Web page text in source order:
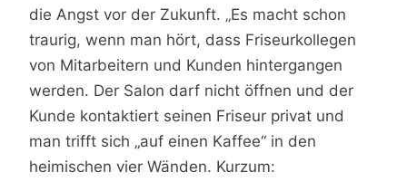
die Angst vor der Zukunft. „Es macht schon
traurig, wenn man hört, dass Friseurkollegen
von Mitarbeitern und Kunden hintergangen
werden. Der Salon darf nicht öffnen und der
Kunde kontaktiert seinen Friseur privat und
man trifft sich „auf einen Kaffee“ in den
heimischen vier Wänden. Kurzum: